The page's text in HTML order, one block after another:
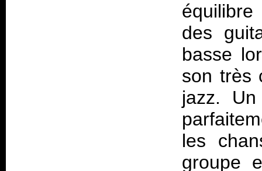
des
basse
son très
jazz.
les
groupe